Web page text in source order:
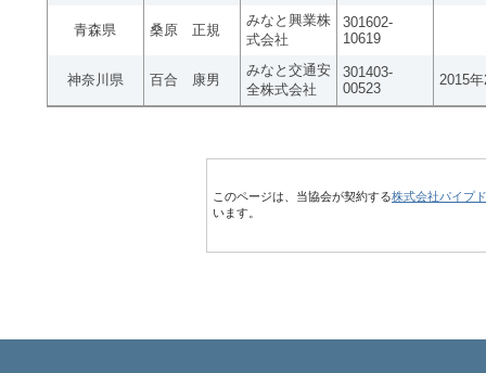
青森県 桑原 正規
みなと興業株
式会社
301602-
10619
神奈川県 百合 康男
みなと交通安
全株式会社
301403-
00523
2015
このページは、当協会が契約する株式会社パイプ
います。